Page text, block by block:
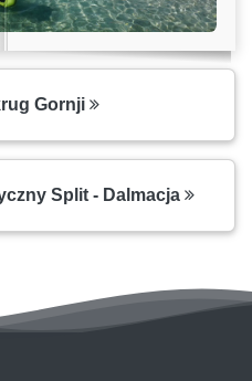
Gornji
Split - Dalmacja